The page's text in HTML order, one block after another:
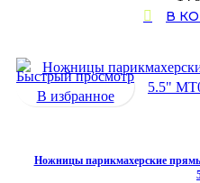
В
Быстрый просмотр
В избранное
Ножницы парикмахерские